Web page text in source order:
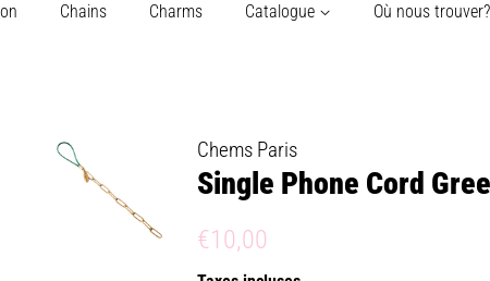
Chains Charms Catalogue Où nous trouver?
Chems Paris
Single Phone Cord
Prix
€10,00